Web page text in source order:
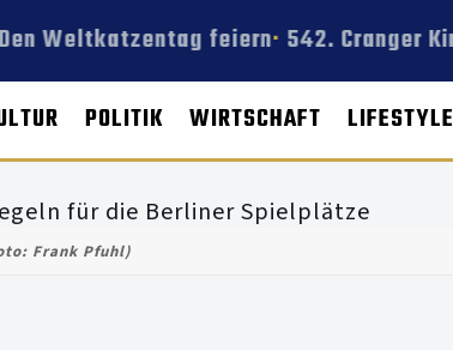
Weltkatzentag feiern 542. Cranger
POLITIK WIRTSCHAFT LIFESTYLE
Frank Pfuhl)